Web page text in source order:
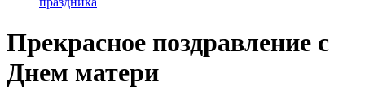
Прекрасное поздравление с
Днем матери